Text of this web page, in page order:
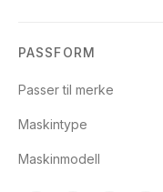
PASSFORM
Passer til merke
Maskintype
Maskinmodell